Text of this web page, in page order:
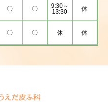
〇 〇
9:30～
13:30
休
〇 〇 休 休